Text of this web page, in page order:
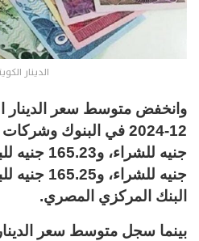
الدينار
جنيه
البنك المركزي المصري.
بينما سجل متوسط سعر